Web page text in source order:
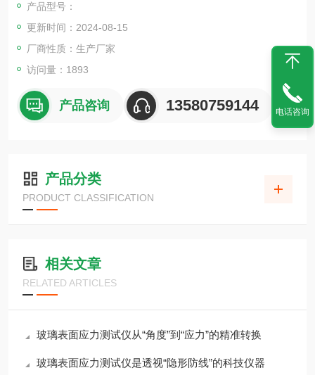
产品型号：
更新时间：2024-08-15
厂商性质：生产厂家
访问量：1893
产品咨询 13580759144
产品分类
PRODUCT CLASSIFICATION
相关文章
RELATED ARTICLES
玻璃表面应力测试仪从“角度”到“应力”的精准转换
玻璃表面应力测试仪是透视“隐形防线”的科技仪器
电话咨询